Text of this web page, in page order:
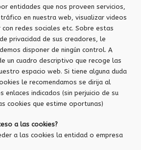
entidades que nos proveen servicios,
en nuestra web, visualizar videos
redes sociales etc. Sobre estas
privacidad de sus creadores, le
disponer de ningún control. A
un cuadro descriptivo que recoge las
espacio web. Si tiene alguna duda
le recomendamos se dirija al
enlaces indicados (sin perjuicio de su
cookies que estime oportunas)
a las cookies?
a las cookies la entidad o empresa